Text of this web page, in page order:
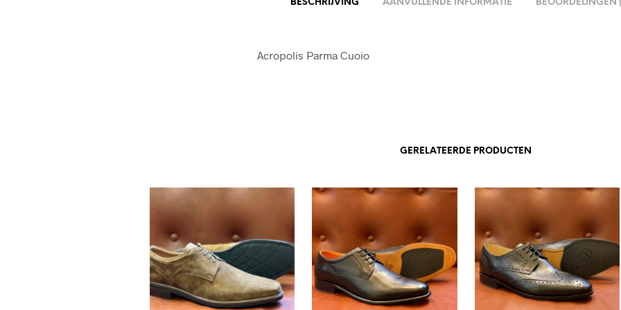
BESCHRIJVING AANVULLENDE INFORMATIE BEOORDELINGEN
Acropolis Parma Cuoio
GERELATEERDE PRODUCTEN